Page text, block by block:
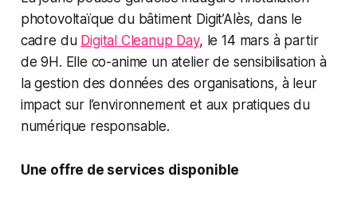
photovoltaïque du bâtiment Digit’Alès, dans le
cadre du Digital Cleanup Day, le 14 mars à partir
de 9H. Elle co-anime un atelier de sensibilisation à
la gestion des données des organisations, à leur
impact sur l’environnement et aux pratiques du
numérique responsable.
Une offre de services disponible